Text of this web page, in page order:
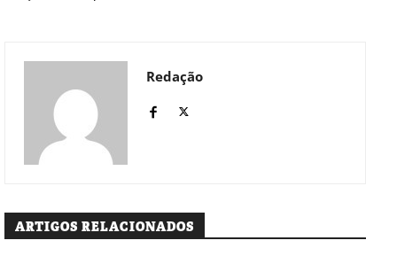
Redação
ARTIGOS RELACIONADOS